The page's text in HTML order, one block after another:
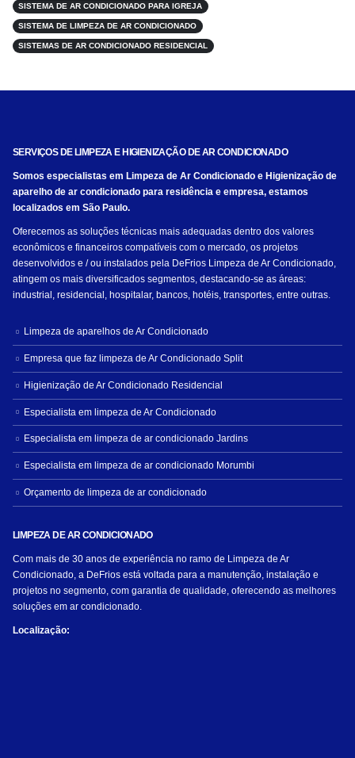
SISTEMA DE AR CONDICIONADO PARA IGREJA
SISTEMA DE LIMPEZA DE AR CONDICIONADO
SISTEMAS DE AR CONDICIONADO RESIDENCIAL
SERVIÇOS DE LIMPEZA E HIGIENIZAÇÃO DE AR CONDICIONADO
Somos especialistas em Limpeza de Ar Condicionado e Higienização de
aparelho de ar condicionado para residência e empresa, estamos
localizados em São Paulo.
Oferecemos as soluções técnicas mais adequadas dentro dos valores
econômicos e financeiros compatíveis com o mercado, os projetos
desenvolvidos e / ou instalados pela DeFrios Limpeza de Ar Condicionado,
atingem os mais diversificados segmentos, destacando-se as áreas:
industrial, residencial, hospitalar, bancos, hotéis, transportes, entre outras.
Limpeza de aparelhos de Ar Condicionado
Empresa que faz limpeza de Ar Condicionado Split
Higienização de Ar Condicionado Residencial
Especialista em limpeza de Ar Condicionado
Especialista em limpeza de ar condicionado Jardins
Especialista em limpeza de ar condicionado Morumbi
Orçamento de limpeza de ar condicionado
LIMPEZA DE AR CONDICIONADO
Com mais de 30 anos de experiência no ramo de Limpeza de Ar
Condicionado, a DeFrios está voltada para a manutenção, instalação e
projetos no segmento, com garantia de qualidade, oferecendo as melhores
soluções em ar condicionado.
Localização: